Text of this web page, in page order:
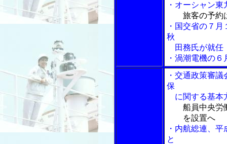
・オーシャン
旅客の予約
・国交省の７
秋
田務氏が就任
・渦潮電機の
・交通政策審
保
に関する基本
船員中央労
を設置へ
・内航総連、
と